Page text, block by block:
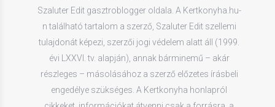
Szaluter Edit gasztroblogger oldala. A Kertkonyha.hu-
n található tartalom a szerző, Szaluter Edit szellemi
tulajdonát képezi, szerzői jogi védelem alatt áll (1999.
évi LXXVI. tv. alapján), annak bárminemű – akár
részleges – másolásához a szerző előzetes írásbeli
engedélye szükséges. A Kertkonyha honlapról